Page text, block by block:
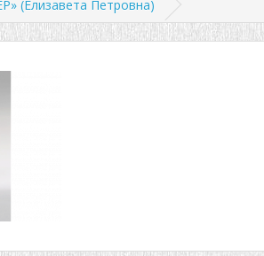
(Елизавета Петровна)